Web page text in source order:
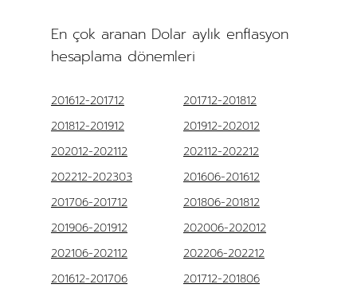
En çok aranan Dolar aylık enflasyon
hesaplama dönemleri
201612-201712
201712-201812
201812-201912
201912-202012
202012-202112
202112-202212
202212-202303
201606-201612
201706-201712
201806-201812
201906-201912
202006-202012
202106-202112
202206-202212
201612-201706
201712-201806